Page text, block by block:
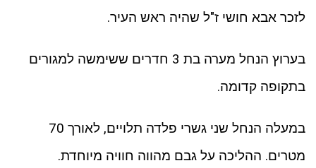
לזכר אבא חושי ז"ל שהיה ראש העיר.
בערוץ הנחל מערה בת 3 חדרים ששימשה למגורים
בתקופה קדומה.
במעלה הנחל שני גשרי פלדה תלויים, לאורך 70
מטרים. ההליכה על גבם מהווה חוויה מיוחדת.